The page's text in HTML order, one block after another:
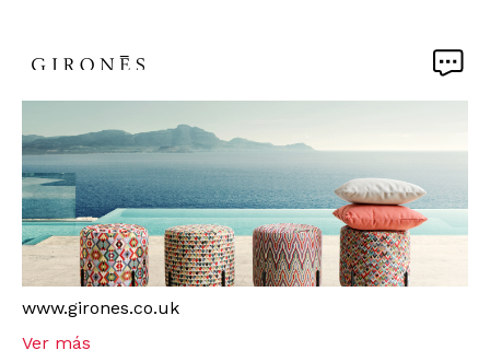
www.girones.co.uk
Ver más